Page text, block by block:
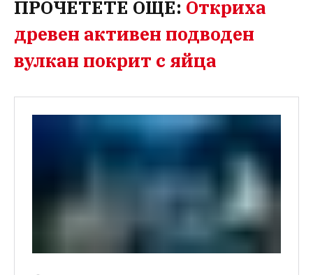
ПРОЧЕТЕТЕ ОЩЕ: Откриха
древен активен подводен
вулкан покрит с яйца